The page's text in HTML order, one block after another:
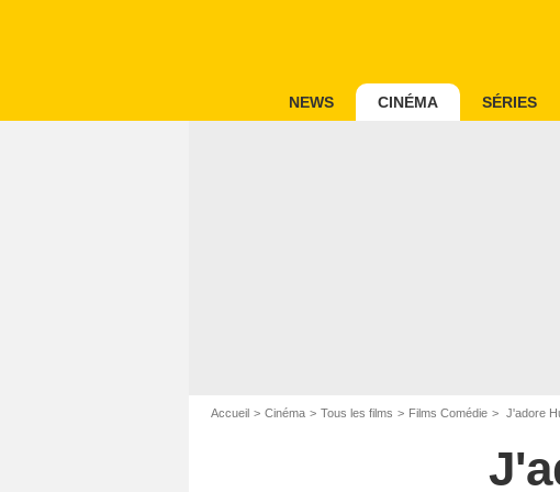
NEWS CINÉMA SÉRIES
Accueil Cinéma Tous les films Films Comédie J'adore